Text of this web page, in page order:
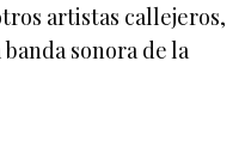
artistas callejeros,
sonora de la